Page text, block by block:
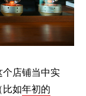
店铺当中实
如年初的